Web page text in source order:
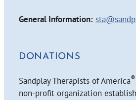
General Information:
DONATIONS
Sandplay Therapists of America®
non-profit organization